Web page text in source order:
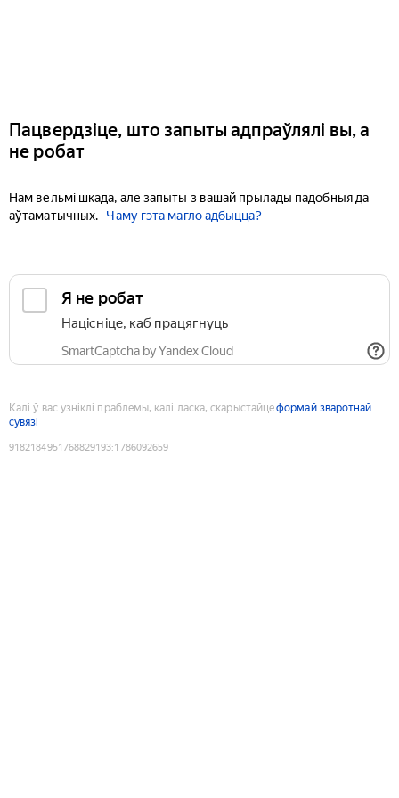
Пацвердзіце, што запыты адпраўлялі вы, а
не робат
Нам вельмі шкада, але запыты з вашай прылады падобныя да
аўтаматычных.
Чаму гэта магло адбыцца?
Я не робат
Націсніце, каб працягнуць
SmartCaptcha by Yandex Cloud
Калі ў вас узніклі праблемы, калі ласка, скарыстайцеформай зваротнай
сувязі
9182184951768829193:1786092659